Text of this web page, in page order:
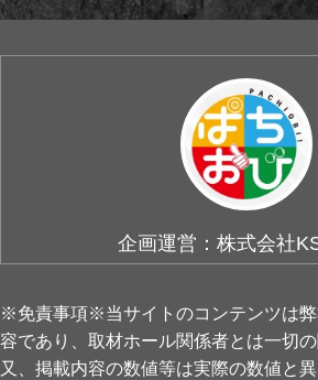
企画運営：株式会社
※免責事項※当サイトのコンテンツは
容であり、取材ホール関係者とは一切の
又、掲載内容の数値等は実際の数値と